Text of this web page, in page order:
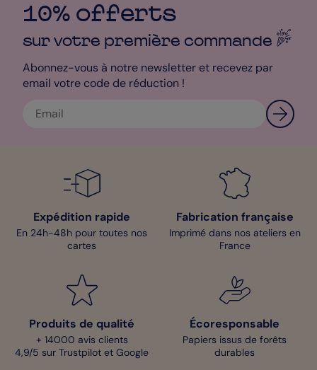
10% offerts
sur votre première commande
Abonnez-vous à notre newsletter et recevez par
email votre code de réduction !
Expédition rapide
En 24h-48h pour toutes nos
cartes
Fabrication française
Imprimé dans nos ateliers en
France
Produits de qualité
+ 14000 avis clients
4,9/5 sur Trustpilot et Google
Écoresponsable
Papiers issus de forêts
durables